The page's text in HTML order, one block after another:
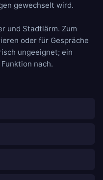
gewechselt wird.
und Stadtlärm. Zum
oder für Gespräche
ungeeignet; ein
nach.